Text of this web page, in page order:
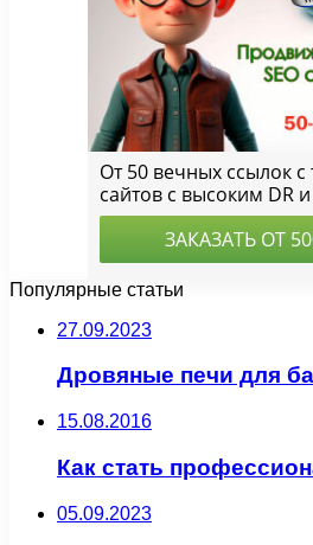
Популярные статьи
27.09.2023
Дровяные печи для
15.08.2016
Как стать
05.09.2023